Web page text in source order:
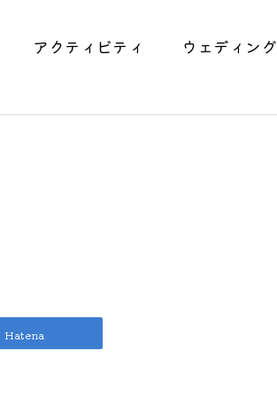
アクティビティ ウェディング
Hatena